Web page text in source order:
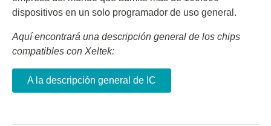
dispositivos en un solo programador de uso general.
Aquí encontrará una descripción general de los chips
compatibles con Xeltek:
A la descripción general de IC